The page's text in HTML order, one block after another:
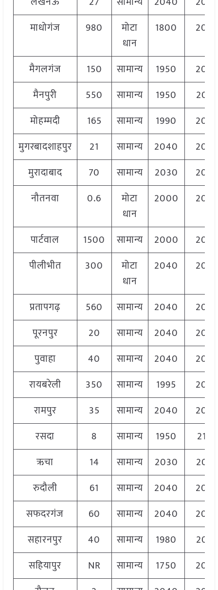
माधोगंज
980
मोटा
धान
1800
मैगलगंज 150 सामान्य 1950
मैनपुरी
550 सामान्य 1950
मोहम्मदी
165 सामान्य 1990
मुगरबादशाहपुर
21 सामान्य 2040
मुरादाबाद
70 सामान्य 2030
नौतनवा
0.6
मोटा
धान
2000
पार्टवाल 1500 सामान्य 2000
पीलीभीत
300
मोटा
धान
2040
प्रतापगढ़ 560 सामान्य 2040
पूरनपुर
20 सामान्य 2040
पुवाहा
40 सामान्य 2040
रायबरेली
350 सामान्य 1995
रामपुर
35 सामान्य 2040
रसदा
8 सामान्य 1950
2120
ऋचा
14 सामान्य 2030
रुदौली
61 सामान्य 2040
सफदरगंज
60 सामान्य 2040
सहारनपुर
40 सामान्य 1980
सहियापुर
NR सामान्य 1750